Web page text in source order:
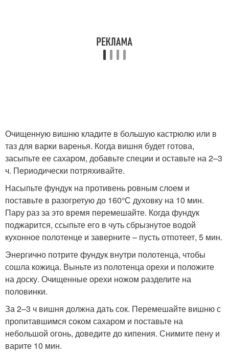
Очищенную вишню кладите в большую кастрюлю или в
таз для варки варенья. Когда вишня будет готова,
засыпьте ее сахаром, добавьте специи и оставьте на 2–3
ч. Периодически потряхивайте.
Насыпьте фундук на противень ровным слоем и
поставьте в разогретую до 160°С духовку на 10 мин.
Пару раз за это время перемешайте. Когда фундук
поджарится, ссыпьте его в чуть сбрызнутое водой
кухонное полотенце и заверните – пусть отпотеет, 5 мин.
Энергично потрите фундук внутри полотенца, чтобы
сошла кожица. Выньте из полотенца орехи и положите
на доску. Очищенные орехи ножом разделите на
половинки.
За 2–3 ч вишня должна дать сок. Перемешайте вишню с
пропитавшимся соком сахаром и поставьте на
небольшой огонь, доведите до кипения. Снимите пену и
варите 10 мин.